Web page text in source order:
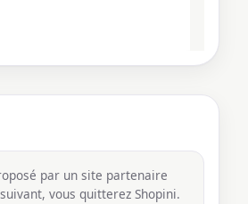
par un site partenaire
vous quitterez Shopini.